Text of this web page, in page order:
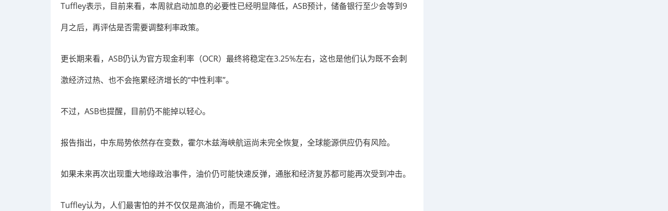
Tuffley表示，目前来看，本周就启动加息的必要性已经明显降低，ASB预计，储备银行至少会等到9
月之后，再评估是否需要调整利率政策。
更长期来看，ASB仍认为官方现金利率（OCR）最终将稳定在3.25%左右，这也是他们认为既不会刺
激经济过热、也不会拖累经济增长的“中性利率”。
不过，ASB也提醒，目前仍不能掉以轻心。
报告指出，中东局势依然存在变数，霍尔木兹海峡航运尚未完全恢复，全球能源供应仍有风险。
如果未来再次出现重大地缘政治事件，油价仍可能快速反弹，通胀和经济复苏都可能再次受到冲击。
Tuffley认为，人们最害怕的并不仅仅是高油价，而是不确定性。